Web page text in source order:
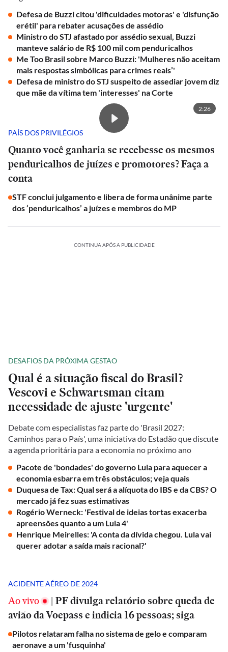
Defesa de Buzzi citou 'dificuldades motoras' e 'disfunção
erétil' para rebater acusações de assédio
Ministro do STJ afastado por assédio sexual, Buzzi
manteve salário de R$ 100 mil com penduricalhos
Me Too Brasil sobre Marco Buzzi: 'Mulheres não aceitam
mais respostas simbólicas para crimes reais’'
Defesa de ministro do STJ suspeito de assediar jovem diz
que mãe da vítima tem 'interesses' na Corte
2:26
PAÍS DOS PRIVILÉGIOS
Quanto você ganharia se recebesse os mesmos
penduricalhos de juízes e promotores? Faça a
conta
STF conclui julgamento e libera de forma unânime parte
dos ‘penduricalhos’ a juízes e membros do MP
CONTINUA APÓS A PUBLICIDADE
DESAFIOS DA PRÓXIMA GESTÃO
Qual é a situação fiscal do Brasil?
Vescovi e Schwartsman citam
necessidade de ajuste 'urgente'
Debate com especialistas faz parte do 'Brasil 2027:
Caminhos para o País', uma iniciativa do Estadão que discute
a agenda prioritária para a economia no próximo ano
Pacote de 'bondades' do governo Lula para aquecer a
economia esbarra em três obstáculos; veja quais
Duquesa de Tax: Qual será a alíquota do IBS e da CBS? O
mercado já fez suas estimativas
Rogério Werneck: 'Festival de ideias tortas exacerba
apreensões quanto a um Lula 4'
Henrique Meirelles: 'A conta da dívida chegou. Lula vai
querer adotar a saída mais racional?'
ACIDENTE AÉREO DE 2024
Ao vivo | PF divulga relatório sobre queda de
avião da Voepass e indicia 16 pessoas; siga
Pilotos relataram falha no sistema de gelo e comparam
aeronave a um 'fusquinha'